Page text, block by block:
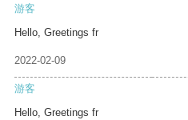
游客
Hello, Greetings fr
2022-02-09
游客
Hello, Greetings fr